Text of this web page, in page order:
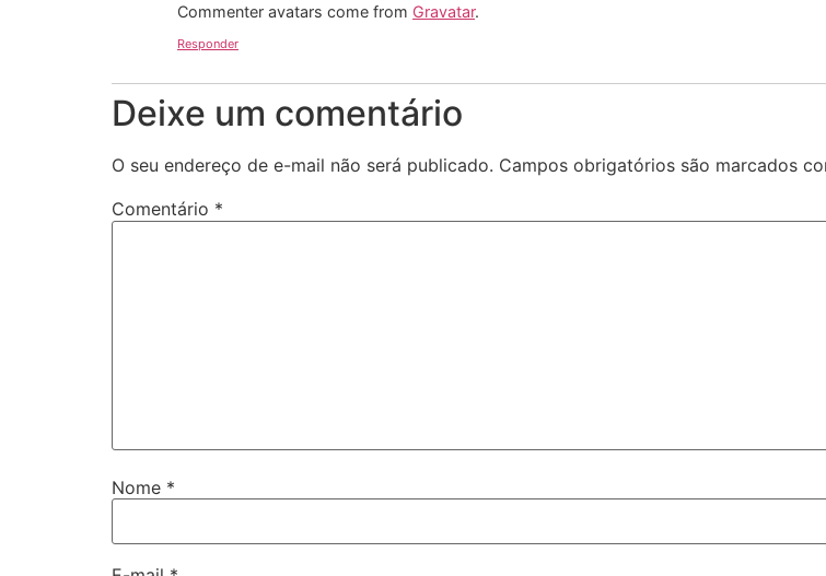
Commenter avatars come from Gravatar.
Responder
Deixe um comentário
O seu endereço de e-mail não será publicado. Campos obrigatórios são marcados
Comentário *
Nome *